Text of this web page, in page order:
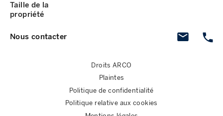
Nous contacter
Taille de la
propriété
Droits ARCO
Plaintes
Politique de confidentialité
Politique relative aux cookies